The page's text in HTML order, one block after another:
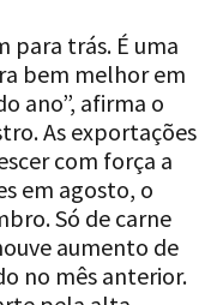
para trás. É uma
bem melhor em
ano”, afirma o
As exportações
com força a
em agosto, o
Só de carne
aumento de
no mês anterior.